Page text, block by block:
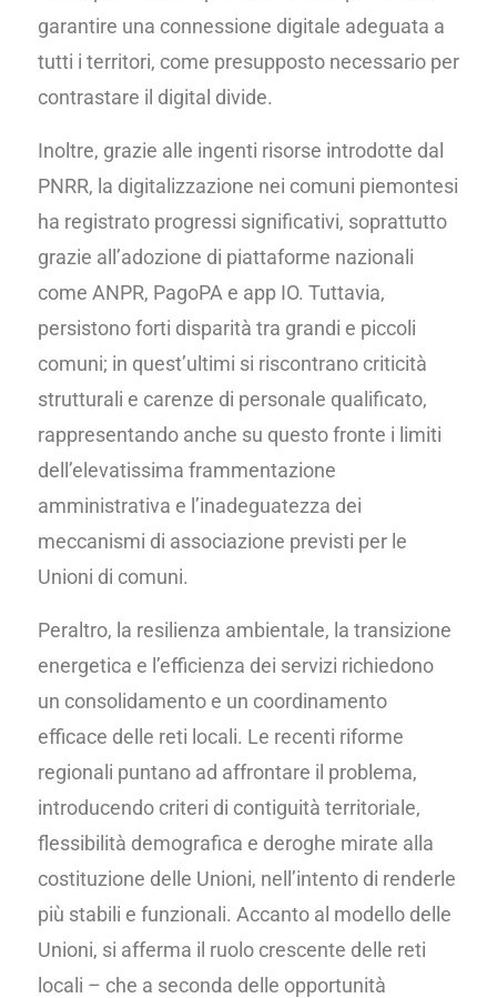
garantire una connessione digitale adeguata a
tutti i territori, come presupposto necessario per
contrastare il digital divide.
Inoltre, grazie alle ingenti risorse introdotte dal
PNRR, la digitalizzazione nei comuni piemontesi
ha registrato progressi significativi, soprattutto
grazie all’adozione di piattaforme nazionali
come ANPR, PagoPA e app IO. Tuttavia,
persistono forti disparità tra grandi e piccoli
comuni; in quest’ultimi si riscontrano criticità
strutturali e carenze di personale qualificato,
rappresentando anche su questo fronte i limiti
dell’elevatissima frammentazione
amministrativa e l’inadeguatezza dei
meccanismi di associazione previsti per le
Unioni di comuni.
Peraltro, la resilienza ambientale, la transizione
energetica e l’efficienza dei servizi richiedono
un consolidamento e un coordinamento
efficace delle reti locali. Le recenti riforme
regionali puntano ad affrontare il problema,
introducendo criteri di contiguità territoriale,
flessibilità demografica e deroghe mirate alla
costituzione delle Unioni, nell’intento di renderle
più stabili e funzionali. Accanto al modello delle
Unioni, si afferma il ruolo crescente delle reti
locali – che a seconda delle opportunità